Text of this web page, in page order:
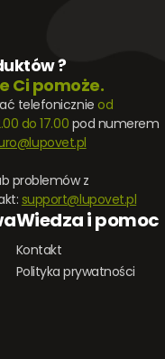
?
Ci pomoże.
telefonicznie od
do 17.00pod numerem
problemów z
support@lupovet.pl
Wiedza i pomoc
Kontakt
Polityka prywatności